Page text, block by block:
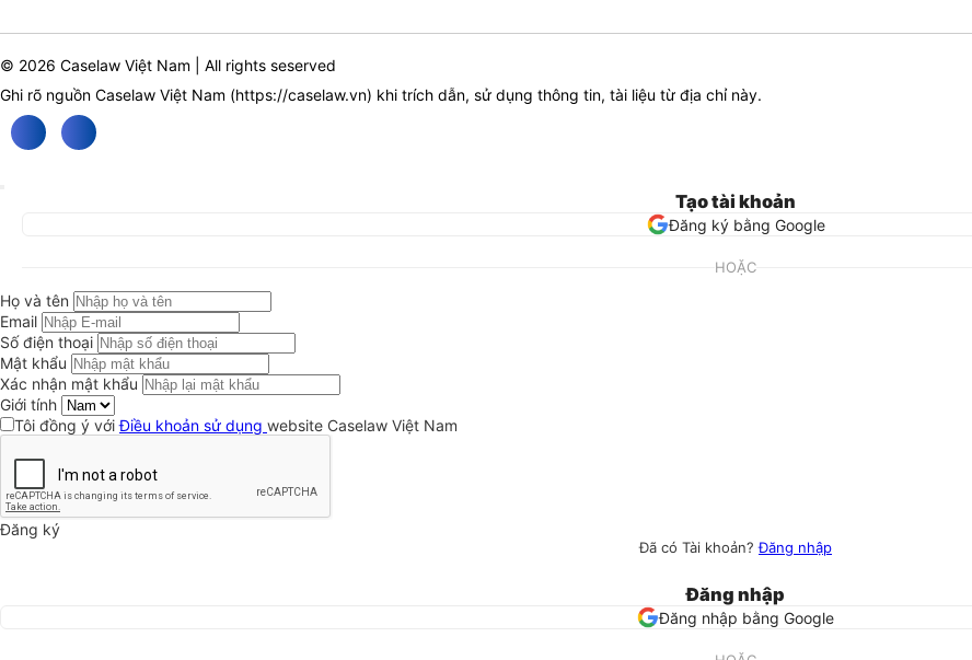
© 2026 Caselaw Việt Nam | All rights seserved
Ghi rõ nguồn Caselaw Việt Nam (https://caselaw.vn) khi trích dẫn, sử dụng thông tin, tài liệu từ địa chỉ này.
Tạo tài khoản
Đăng ký bằng Google
HOẶC
Họ và tên
Email
Số điện thoại
Mật khẩu
Xác nhận mật khẩu
Giới tính
Tôi đồng ý vớiĐiều khoản sử dụng website Caselaw Việt Nam
Đăng ký
Đã có Tài khoản?Đăng nhập
Đăng nhập
Đăng nhập bằng Google